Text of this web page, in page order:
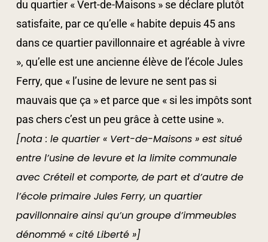
du quartier « Vert-de-Maisons » se déclare plutôt
satisfaite, par ce qu’elle « habite depuis 45 ans
dans ce quartier pavillonnaire et agréable à vivre
», qu’elle est une ancienne élève de l’école Jules
Ferry, que « l’usine de levure ne sent pas si
mauvais que ça » et parce que « si les impôts sont
pas chers c’est un peu grâce à cette usine ».
[nota : le quartier « Vert-de-Maisons » est situé
entre l’usine de levure et la limite communale
avec Créteil et comporte, de part et d’autre de
l’école primaire Jules Ferry, un quartier
pavillonnaire ainsi qu’un groupe d’immeubles
dénommé « cité Liberté »]